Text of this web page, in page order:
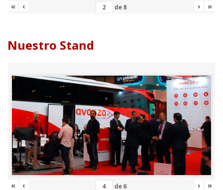
« ‹ de8 › »
Nuestro Stand
« ‹ de6 › »